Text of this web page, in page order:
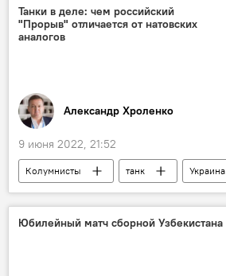
сыр
Танки в деле: чем российский
"Прорыв" отличается от натовских
аналогов
Александр Хроленко
9 июня 2022, 21:52
Колумнисты танк
Украина
Сирия
авиация
Юбилейный матч сборной Узбекистана